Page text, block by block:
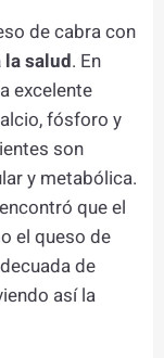
de cabra con
salud. En
excelente
fósforo y
son
y metabólica.
que el
el queso de
de
así la